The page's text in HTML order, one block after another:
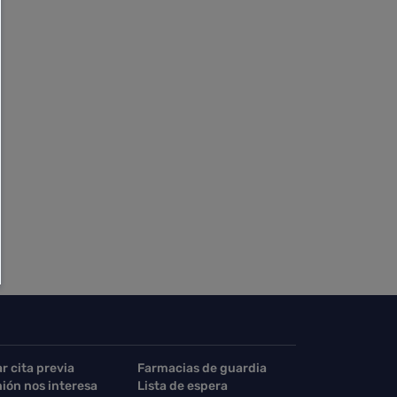
cita previa
Farmacias de guardia
nos interesa
Lista de espera